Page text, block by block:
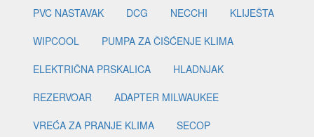
PVC NASTAVAK
DCG NECCHI
KLIJEŠTA
WIPCOOL
PUMPA ZA ČIŠĆENJE KLIMA
ELEKTRIČNA PRSKALICA
HLADNJAK
REZERVOAR
ADAPTER MILWAUKEE
VREĆA ZA PRANJE KLIMA
SECOP